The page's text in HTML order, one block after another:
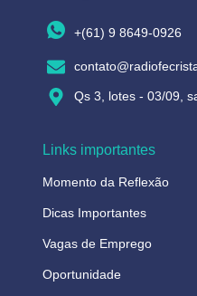
+(61) 9 8649-0926
Qs 3, lotes - 03/09,
Links importantes
Momento da Reflexão
Dicas Importantes
Vagas de Emprego
Oportunidade